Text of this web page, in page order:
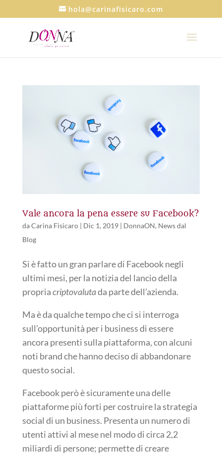
hola@carinafisicaro.com
Vale ancora la pena essere su Facebook?
daCarina Fisicaro| Dic 1, 2019| DonnaON, News dal
Blog
Si è fatto un gran parlare di Facebook negli
ultimi mesi, per la notizia del lancio della
propriacriptovalutada parte dell’azienda.
Ma è da qualche tempo che ci si interroga
sull’opportunità per i business di essere
ancora presenti sulla piattaforma, con alcuni
noti brand che hanno deciso di abbandonare
questo social.
Facebook però è sicuramente una delle
piattaforme più forti per costruire la strategia
social di un business. Presenta un numero di
utenti attivi al mese nel modo di circa 2,2
miliardi di persone; permette di creare